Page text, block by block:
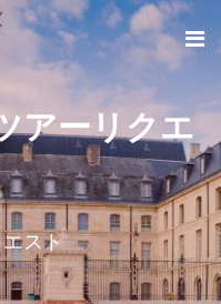
アーリクエ
スト